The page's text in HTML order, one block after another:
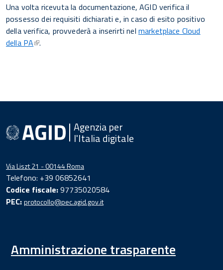
Una volta ricevuta la documentazione, AGID verifica il
possesso dei requisiti dichiarati e, in caso di esito positivo
della verifica, provvederà a inserirti nel marketplace Cloud
della PA .
Agenzia per
l'Italia digitale
Via Liszt 21 - 00144 Roma
Telefono: +39 06852641
Codice fiscale:97735020584
PEC:protocollo@pec.agid.gov.it
Amministrazione trasparente